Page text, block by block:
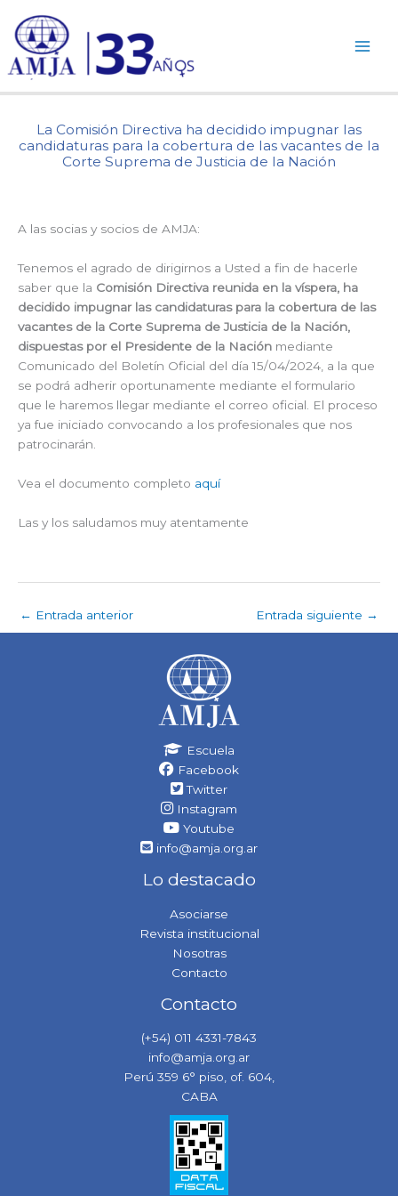
contenido
La Comisión Directiva ha decidido impugnar las
candidaturas para la cobertura de las vacantes de la
Corte Suprema de Justicia de la Nación
A las socias y socios de AMJA:
Tenemos el agrado de dirigirnos a Usted a fin de hacerle
saber que la Comisión Directiva reunida en la víspera, ha
decidido impugnar las candidaturas para la cobertura de las
vacantes de la Corte Suprema de Justicia de la Nación,
dispuestas por el Presidente de la Nación mediante
Comunicado del Boletín Oficial del día 15/04/2024, a la que
se podrá adherir oportunamente mediante el formulario
que le haremos llegar mediante el correo oficial. El proceso
ya fue iniciado convocando a los profesionales que nos
patrocinarán.
Vea el documento completo aquí
Las y los saludamos muy atentamente
← Entrada anterior Entrada siguiente →
Escuela
Facebook
Twitter
Instagram
Youtube
info@amja.org.ar
Lo destacado
Asociarse
Revista institucional
Nosotras
Contacto
Contacto
(+54) 011 4331-7843
info@amja.org.ar
Perú 359 6° piso, of. 604,
CABA